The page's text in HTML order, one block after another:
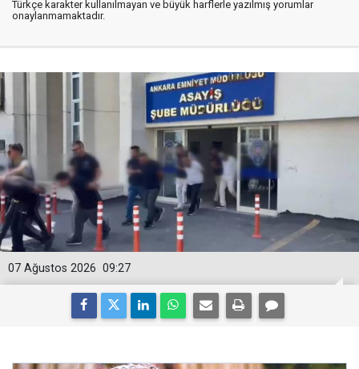
Türkçe karakter kullanılmayan ve büyük harflerle yazılmış yorumlar
onaylanmamaktadır.
09:27
07 Ağustos 2026